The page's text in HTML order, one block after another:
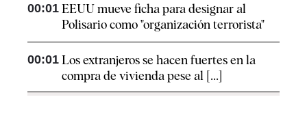
00:01 EEUU mueve ficha para designar al
Polisario como "organización terrorista"
00:01 Los extranjeros se hacen fuertes en la
compra de vivienda pese al [...]